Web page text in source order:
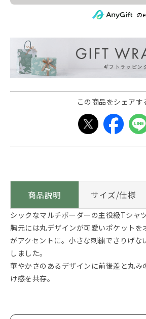
の
この商品をシェアす
商品説明 サイズ/仕様
シックなマルチボーダーの主役級Tシャツ
胸元には丸デザインが可愛いポケットを
がアクセントに。小さな刺繍でさりげな
しました。
華やかさのあるデザインに前後差と丸み
け感を共存。